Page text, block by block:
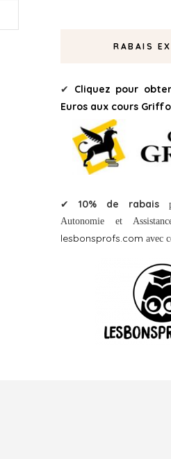
RABAIS
✔ Cliquez pour
Euros aux cours
✔ 10% de rabais
Autonomie et
lesbonsprofs.com avec